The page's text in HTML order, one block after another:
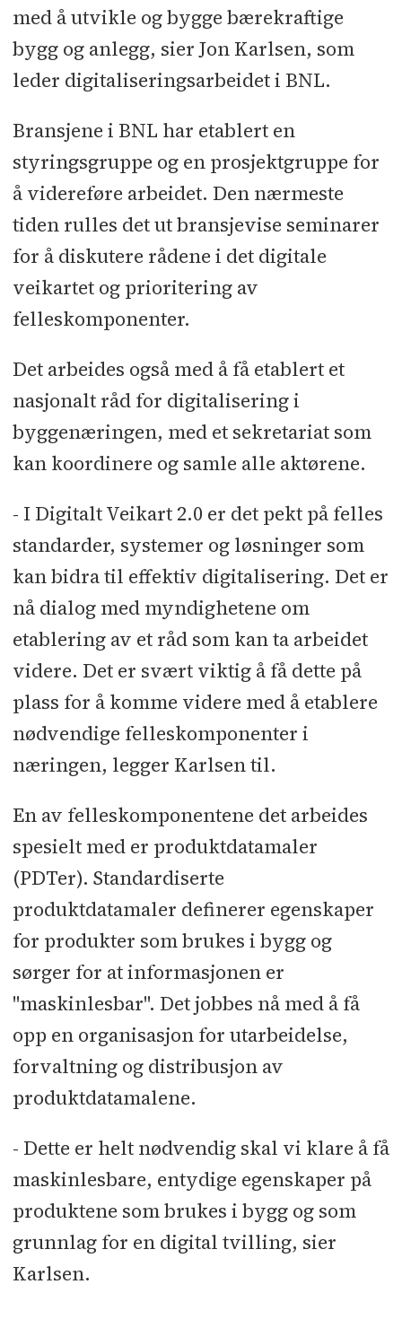
med å utvikle og bygge bærekraftige
bygg og anlegg, sier Jon Karlsen, som
leder digitaliseringsarbeidet i BNL.
Bransjene i BNL har etablert en
styringsgruppe og en prosjektgruppe for
å videreføre arbeidet. Den nærmeste
tiden rulles det ut bransjevise seminarer
for å diskutere rådene i det digitale
veikartet og prioritering av
felleskomponenter.
Det arbeides også med å få etablert et
nasjonalt råd for digitalisering i
byggenæringen, med et sekretariat som
kan koordinere og samle alle aktørene.
- I Digitalt Veikart 2.0 er det pekt på felles
standarder, systemer og løsninger som
kan bidra til effektiv digitalisering. Det er
nå dialog med myndighetene om
etablering av et råd som kan ta arbeidet
videre. Det er svært viktig å få dette på
plass for å komme videre med å etablere
nødvendige felleskomponenter i
næringen, legger Karlsen til.
En av felleskomponentene det arbeides
spesielt med er produktdatamaler
(PDTer). Standardiserte
produktdatamaler definerer egenskaper
for produkter som brukes i bygg og
sørger for at informasjonen er
"maskinlesbar". Det jobbes nå med å få
opp en organisasjon for utarbeidelse,
forvaltning og distribusjon av
produktdatamalene.
- Dette er helt nødvendig skal vi klare å få
maskinlesbare, entydige egenskaper på
produktene som brukes i bygg og som
grunnlag for en digital tvilling, sier
Karlsen.